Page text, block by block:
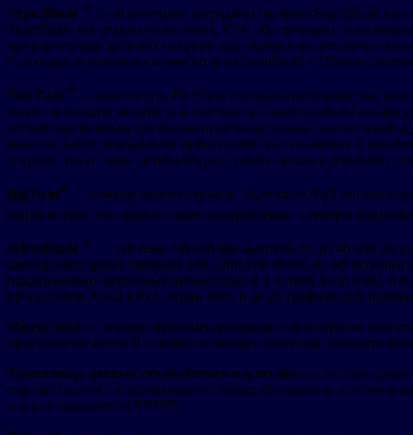
SuperBlade ® — отмеченные наградами системы SuperBlade уже
SuperBlade последнего поколения, X14, обеспечивают
требовательных рабочих нагрузок высокопроизводительных
Благодаря встроенным коммутаторам InfiniBand и Ethernet
FlexTwin™— архитектура FlexTwin специально разработана
вычислительную мощность и плотность в многоузловой
оптимизированным для высокопроизводительных вычислений и
максимального повышения эффективности и снижения
спереди, так и сзади, используя ряд гибких сетевых решений с
BigTwin® — универсальные серверы Supermicro BigTwin
вентиляторы, что снижает энергопотребление. Серверы
MicroBlade ® — системы MicroBlade высотой 6U из 40 или 20
однопроцессорных серверов x86. Они уже более 10 лет
поддерживают различные процессоры, в т. ч. Intel Xeon 6300,
процессоров AMD EPYC серии 4005 и до 20 графических
MicroCloud — хорошо зарекомендовавшая себя в отрасли
пространстве всего 3U стойки позволяет клиентам повысить
Хранилища данных петабайтного масштаба — системы
горизонтального и вертикального масштабирования
отрасли накопители EDSFF.